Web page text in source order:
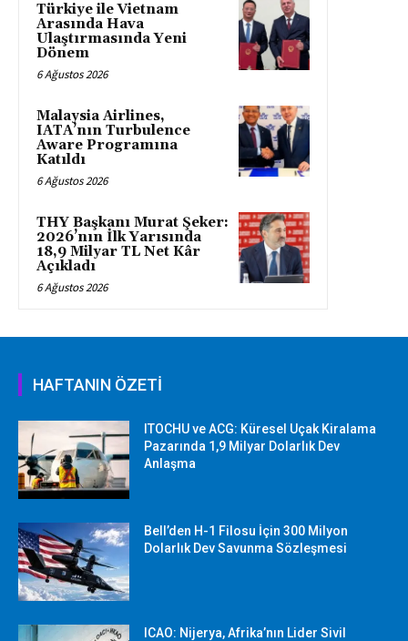
Türkiye ile Vietnam
Arasında Hava
Ulaştırmasında Yeni
Dönem
6 Ağustos 2026
Malaysia Airlines,
IATA’nın Turbulence
Aware Programına
Katıldı
6 Ağustos 2026
THY Başkanı Murat Şeker:
2026’nın İlk Yarısında
18,9 Milyar TL Net Kâr
Açıkladı
6 Ağustos 2026
HAFTANIN ÖZETİ
ITOCHU ve ACG: Küresel Uçak Kiralama
Pazarında 1,9 Milyar Dolarlık Dev
Anlaşma
Bell’den H-1 Filosu İçin 300 Milyon
Dolarlık Dev Savunma Sözleşmesi
ICAO: Nijerya, Afrika’nın Lider Sivil